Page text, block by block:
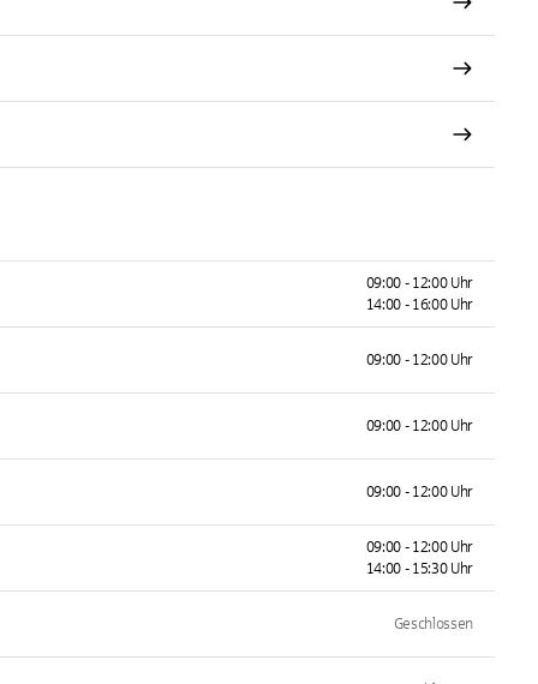
09:00 - 12:00 Uhr
14:00 - 16:00 Uhr
09:00 - 12:00 Uhr
09:00 - 12:00 Uhr
09:00 - 12:00 Uhr
09:00 - 12:00 Uhr
14:00 - 15:30 Uhr
Geschlossen